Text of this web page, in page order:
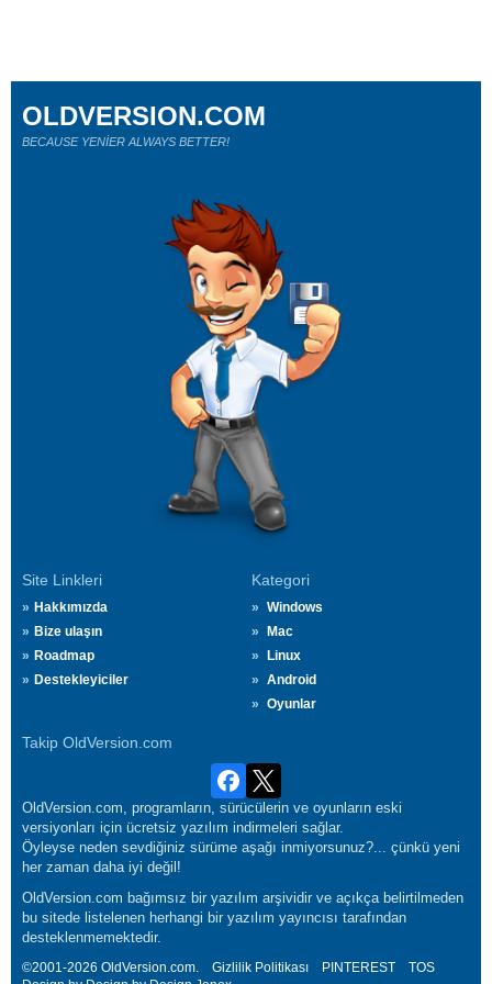
Site Linkleri
Hakkımızda
Bize ulaşın
Roadmap
Destekleyiciler
Kategori
Windows
Mac
Linux
Android
Oyunlar
Takip OldVersion.com
OLDVERSION.COM
BECAUSE YENİER ALWAYS BETTER!
OldVersion.com, programların, sürücülerin ve oyunların eski
versiyonları için ücretsiz yazılım indirmeleri sağlar.
Öyleyse neden sevdiğiniz sürüme aşağı inmiyorsunuz?... çünkü yeni
her zaman daha iyi değil!
OldVersion.com bağımsız bir yazılım arşividir ve açıkça belirtilmeden
bu sitede listelenen herhangi bir yazılım yayıncısı tarafından
desteklenmemektedir.
©2001-2026 OldVersion.com. Gizlilik Politikası PINTEREST
TOS